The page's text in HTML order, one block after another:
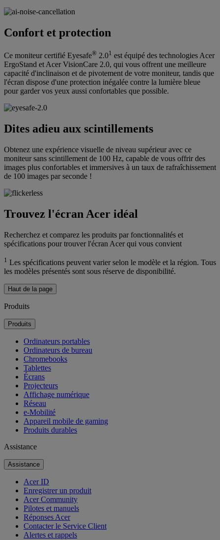
Confort et protection
Ce moniteur certifié Eyesafe® 2.01 est équipé des technologies Acer
ErgoStand et Acer VisionCare 2.0, qui vous offrent une meilleure
capacité d'inclinaison et de pivotement de votre moniteur, tandis que
l'écran dispose d'une protection inégalée contre la lumière bleue
pour garder vos yeux aussi confortables que possible.
Dites adieu aux scintillements
Obtenez une expérience visuelle de niveau supérieur avec ce
moniteur sans scintillement de 100 Hz, capable de vous offrir des
images plus confortables et immersives à un taux de rafraîchissement
de 100 images par seconde !
Trouvez l'écran Acer idéal
Recherchez et comparez les produits par fonctionnalités et
spécifications pour trouver l'écran Acer qui vous convient
1 Les spécifications peuvent varier selon le modèle et la région. Tous
les modèles présentés sont sous réserve de disponibilité.
Haut de la page
Produits
Produits
Ordinateurs portables
Ordinateurs de bureau
Chromebooks
Tablettes
Écrans
Projecteurs
Affichage numérique
Réseau
e-Mobilité
Appareil mobile de gaming
Produits durables
Assistance
Assistance
Acer ID
Enregistrer un produit
Acer Community
Pilotes et manuels
Réponses Acer
Contacter le Service Client
Alertes et rappels